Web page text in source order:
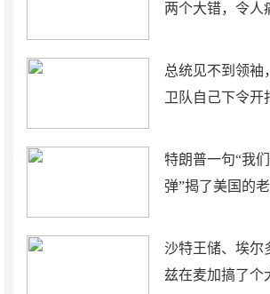
两个大错，令人
总统见不到领袖
卫队自己下令开
特朗普一句“我
弹”揭了美国的
沙特王储、埃尔
兹在麦加搞了个